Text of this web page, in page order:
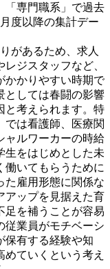
「専門職系」で過去
度以降の集計デー
があるため、求人
ジスタッフなど、
かかりやすい時期で
としては春闘の影響
と考えられます。特
では看護師、医療関
ャルワーカーの時給
生をはじめとした未
働いてもらうために
た雇用形態に関係な
アップを見据えた育
足を補うことが容易
従業員がモチベーシ
保有する経験や知
ていくという考え